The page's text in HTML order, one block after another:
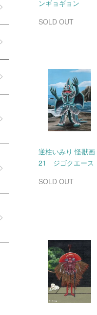
ンギョギョン
SOLD OUT
逆柱いみり 怪獣画
21 ジゴクエース
SOLD OUT